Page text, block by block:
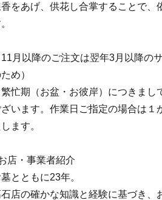
をあげ、供花し合掌することで、
11月以降のご注文は翌年3月以降の
め）
繁忙期（お盆・お彼岸）につきま
ざいます。作業日ご指定の場合は１
ます。
店・事業者紹介
とともに23年。
店の確かな知識と経験に基づき、